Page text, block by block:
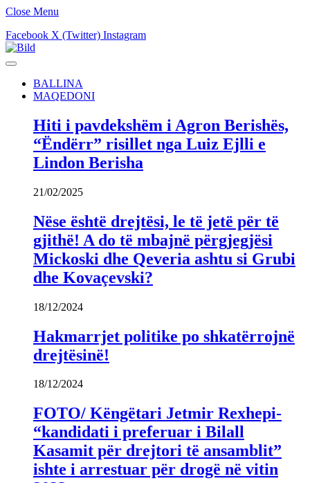
Close Menu
Facebook X (Twitter) Instagram
BALLINA
MAQEDONI
Hiti i pavdekshëm i Agron Berishës,
“Ëndërr” risillet nga Luiz Ejlli e
Lindon Berisha
21/02/2025
Nëse është drejtësi, le të jetë për të
gjithë! A do të mbajnë përgjegjësi
Mickoski dhe Qeveria ashtu si Grubi
dhe Kovaçevski?
18/12/2024
Hakmarrjet politike po shkatërrojnë
drejtësinë!
18/12/2024
FOTO/ Këngëtari Jetmir Rexhepi-
“kandidati i preferuar i Bilall
Kasamit për drejtori të ansamblit”
ishte i arrestuar për drogë në vitin